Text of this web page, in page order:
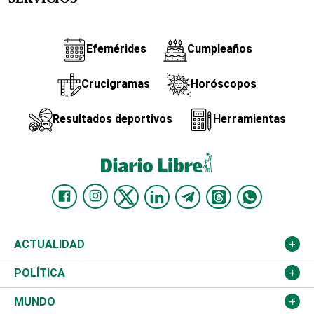
Efemérides Cumpleaños
Crucigramas Horóscopos
Resultados deportivos Herramientas
ACTUALIDAD
Nacional
Ciudad
POLÍTICA
Partidos
MUNDO